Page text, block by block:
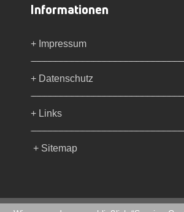
Informationen
+ Impressum
+ Datenschutz
+ Links
+ Sitemap